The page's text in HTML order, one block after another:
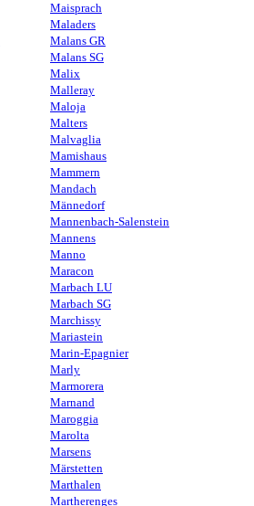
Maisprach
Maladers
Malans GR
Malans SG
Malix
Malleray
Maloja
Malters
Malvaglia
Mamishaus
Mammern
Mandach
Männedorf
Mannenbach-Salenstein
Mannens
Manno
Maracon
Marbach LU
Marbach SG
Marchissy
Mariastein
Marin-Epagnier
Marly
Marmorera
Marnand
Maroggia
Marolta
Marsens
Märstetten
Marthalen
Martherenges